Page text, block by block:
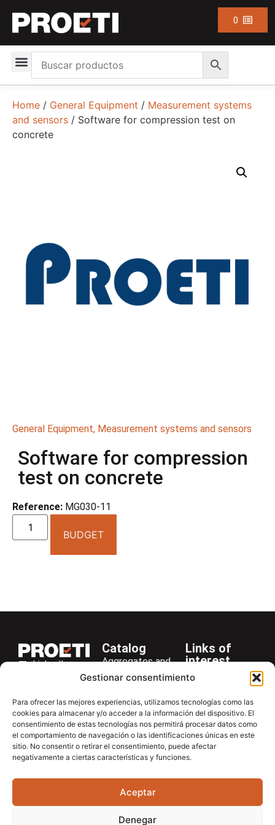
Gestionar consentimiento
Para ofrecer las mejores experiencias, utilizamos tecnologías como las
cookies para almacenar y/o acceder a la información del dispositivo. El
consentimiento de estas tecnologías nos permitirá procesar datos como
el comportamiento de navegación o las identificaciones únicas en este
sitio. No consentir o retirar el consentimiento, puede afectar
negativamente a ciertas características y funciones.
Aceptar
Denegar
0
Home / General Equipment / Measurement systems
and sensors / Software for compression test on
concrete
General Equipment, Measurement systems and sensors
Software for compression
test on concrete
Reference: MG030-11
BUDGET
LinkedIn
+34 916 28
29 40
proetisa@proetisa.com
Ctra de
Algete, Av
M-106, Km
Algete,
Catalog
Aggregates and
Rocks
Asphalt
Cements
Concrete
Soils
Soilmatic
Steels
Links of
interest
Company
News
Newsletter
Download
Contac